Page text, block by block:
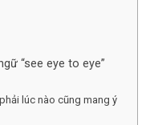
“see eye to eye”
lúc nào cũng mang ý